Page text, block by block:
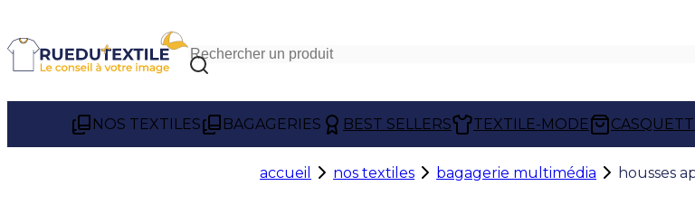
NOS TEXTILES BAGAGERIES BEST SELLERS TEXTILE-MODE
accueil nos textiles bagagerie multimédia housses